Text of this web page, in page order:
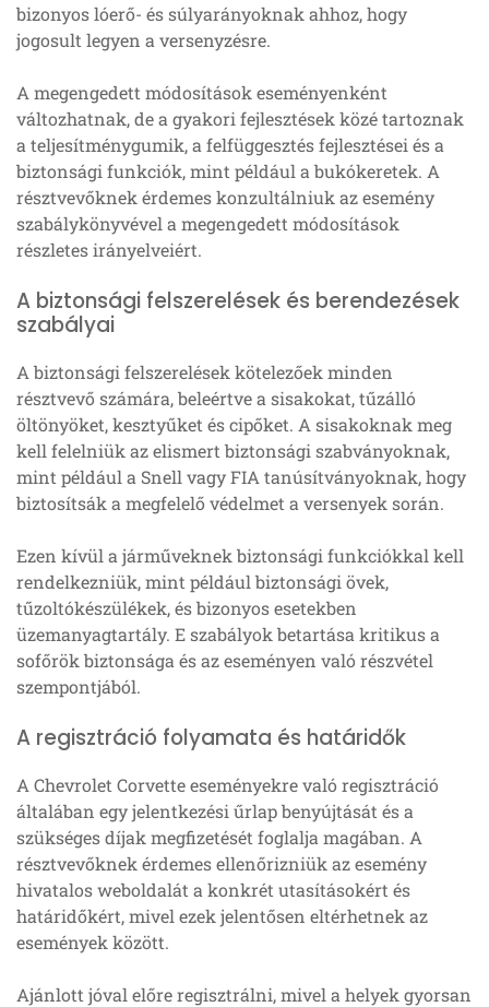
bizonyos lóerő- és súlyarányoknak ahhoz, hogy
jogosult legyen a versenyzésre.
A megengedett módosítások eseményenként
változhatnak, de a gyakori fejlesztések közé tartoznak
a teljesítménygumik, a felfüggesztés fejlesztései és a
biztonsági funkciók, mint például a bukókeretek. A
résztvevőknek érdemes konzultálniuk az esemény
szabálykönyvével a megengedett módosítások
részletes irányelveiért.
A biztonsági felszerelések és berendezések
szabályai
A biztonsági felszerelések kötelezőek minden
résztvevő számára, beleértve a sisakokat, tűzálló
öltönyöket, kesztyűket és cipőket. A sisakoknak meg
kell felelniük az elismert biztonsági szabványoknak,
mint például a Snell vagy FIA tanúsítványoknak, hogy
biztosítsák a megfelelő védelmet a versenyek során.
Ezen kívül a járműveknek biztonsági funkciókkal kell
rendelkezniük, mint például biztonsági övek,
tűzoltókészülékek, és bizonyos esetekben
üzemanyagtartály. E szabályok betartása kritikus a
sofőrök biztonsága és az eseményen való részvétel
szempontjából.
A regisztráció folyamata és határidők
A Chevrolet Corvette eseményekre való regisztráció
általában egy jelentkezési űrlap benyújtását és a
szükséges díjak megfizetését foglalja magában. A
résztvevőknek érdemes ellenőrizniük az esemény
hivatalos weboldalát a konkrét utasításokért és
határidőkért, mivel ezek jelentősen eltérhetnek az
események között.
Ajánlott jóval előre regisztrálni, mivel a helyek gyorsan